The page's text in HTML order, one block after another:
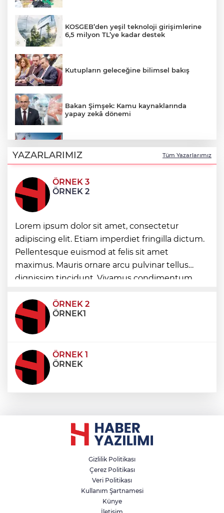
KOSGEB’den yeşil teknoloji girişimlerine
6,5 milyon TL’ye kadar destek
Kutupların geleceğine bilimsel bakış
Bakan Şimşek: Kamu kaynaklarında
yapay zekâ dönemi
pazarı rehberi
Şahin Biba’dan Bursaspor’a yeni sezon
mesajı: Adım adım şampiyonluğa
Konya Büyükşehir FERA şubelerini
yaygınlaştırıyor
Ordu’da gökdelenlerin yıkıldığı sahil
halkın hizmetine açıldı
YAZARLARIMIZ Tüm Yazarlarımız
ÖRNEK 3
ÖRNEK 2
Lorem ipsum dolor sit amet, consectetur
adipiscing elit. Etiam imperdiet fringilla dictum.
Pellentesque euismod at felis sit amet
maximus. Mauris ornare arcu pulvinar tellus
dignissim tincidunt. Vivamus condimentum
condimentum eros et, faucibus sapien. Praese
ÖRNEK 2
ÖRNEK1
ÖRNEK 1
ÖRNEK
Gizlilik Politikası
Çerez Politikası
Veri Politikası
Kullanım Şartnamesi
Künye